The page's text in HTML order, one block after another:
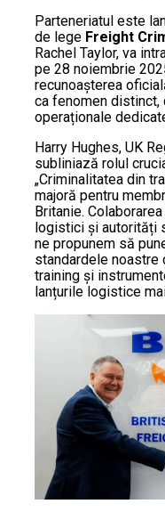
Parteneriatul este
de lege Freight
Rachel Taylor, va
pe 28 noiembrie
recunoașterea
ca fenomen
operaționale
Harry Hughes, UK
subliniază rolul
„Criminalitatea din
majoră pentru
Britanie.
logistici și autorități
ne propunem să
standardele noastre
training și
lanțurile logistice